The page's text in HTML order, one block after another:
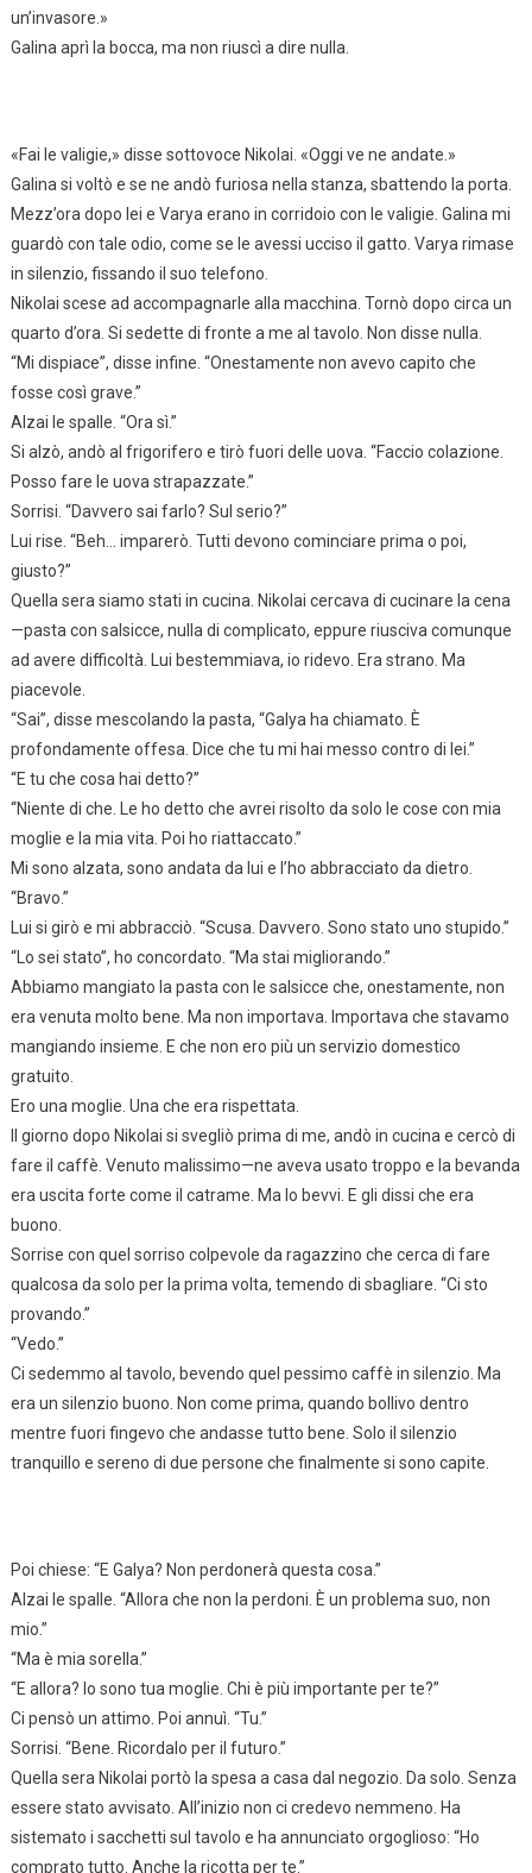
un’invasore.»
Galina aprì la bocca, ma non riuscì a dire nulla.
«Fai le valigie,» disse sottovoce Nikolai. «Oggi ve ne andate.»
Galina si voltò e se ne andò furiosa nella stanza, sbattendo la porta.
Mezz’ora dopo lei e Varya erano in corridoio con le valigie. Galina mi
guardò con tale odio, come se le avessi ucciso il gatto. Varya rimase
in silenzio, fissando il suo telefono.
Nikolai scese ad accompagnarle alla macchina. Tornò dopo circa un
quarto d’ora. Si sedette di fronte a me al tavolo. Non disse nulla.
“Mi dispiace”, disse infine. “Onestamente non avevo capito che
fosse così grave.”
Alzai le spalle. “Ora sì.”
Si alzò, andò al frigorifero e tirò fuori delle uova. “Faccio colazione.
Posso fare le uova strapazzate.”
Sorrisi. “Davvero sai farlo? Sul serio?”
Lui rise. “Beh… imparerò. Tutti devono cominciare prima o poi,
giusto?”
Quella sera siamo stati in cucina. Nikolai cercava di cucinare la cena
—pasta con salsicce, nulla di complicato, eppure riusciva comunque
ad avere difficoltà. Lui bestemmiava, io ridevo. Era strano. Ma
piacevole.
“Sai”, disse mescolando la pasta, “Galya ha chiamato. È
profondamente offesa. Dice che tu mi hai messo contro di lei.”
“E tu che cosa hai detto?”
“Niente di che. Le ho detto che avrei risolto da solo le cose con mia
moglie e la mia vita. Poi ho riattaccato.”
Mi sono alzata, sono andata da lui e l’ho abbracciato da dietro.
“Bravo.”
Lui si girò e mi abbracciò. “Scusa. Davvero. Sono stato uno stupido.”
“Lo sei stato”, ho concordato. “Ma stai migliorando.”
Abbiamo mangiato la pasta con le salsicce che, onestamente, non
era venuta molto bene. Ma non importava. Importava che stavamo
mangiando insieme. E che non ero più un servizio domestico
gratuito.
Ero una moglie. Una che era rispettata.
Il giorno dopo Nikolai si svegliò prima di me, andò in cucina e cercò di
fare il caffè. Venuto malissimo—ne aveva usato troppo e la bevanda
era uscita forte come il catrame. Ma lo bevvi. E gli dissi che era
buono.
Sorrise con quel sorriso colpevole da ragazzino che cerca di fare
qualcosa da solo per la prima volta, temendo di sbagliare. “Ci sto
provando.”
“Vedo.”
Ci sedemmo al tavolo, bevendo quel pessimo caffè in silenzio. Ma
era un silenzio buono. Non come prima, quando bollivo dentro
mentre fuori fingevo che andasse tutto bene. Solo il silenzio
tranquillo e sereno di due persone che finalmente si sono capite.
Poi chiese: “E Galya? Non perdonerà questa cosa.”
Alzai le spalle. “Allora che non la perdoni. È un problema suo, non
mio.”
“Ma è mia sorella.”
“E allora? Io sono tua moglie. Chi è più importante per te?”
Ci pensò un attimo. Poi annuì. “Tu.”
Sorrisi. “Bene. Ricordalo per il futuro.”
Quella sera Nikolai portò la spesa a casa dal negozio. Da solo. Senza
essere stato avvisato. All’inizio non ci credevo nemmeno. Ha
sistemato i sacchetti sul tavolo e ha annunciato orgoglioso: “Ho
comprato tutto. Anche la ricotta per te.”